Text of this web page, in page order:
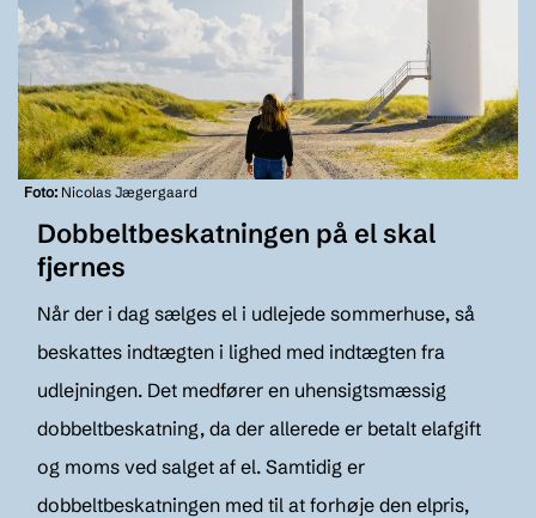
Foto: Nicolas Jægergaard
Dobbeltbeskatningen på el skal
fjernes
Når der i dag sælges el i udlejede sommerhuse, så
beskattes indtægten i lighed med indtægten fra
udlejningen. Det medfører en uhensigtsmæssig
dobbeltbeskatning, da der allerede er betalt elafgift
og moms ved salget af el. Samtidig er
dobbeltbeskatningen med til at forhøje den elpris,